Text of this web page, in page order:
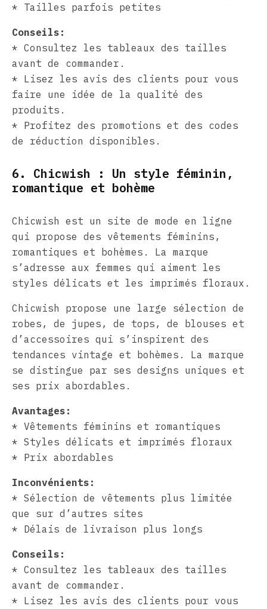
* Tailles parfois petites
Conseils:
* Consultez les tableaux des tailles
avant de commander.
* Lisez les avis des clients pour vous
faire une idée de la qualité des
produits.
* Profitez des promotions et des codes
de réduction disponibles.
6. Chicwish : Un style féminin,
romantique et bohème
Chicwish est un site de mode en ligne
qui propose des vêtements féminins,
romantiques et bohèmes. La marque
s’adresse aux femmes qui aiment les
styles délicats et les imprimés floraux.
Chicwish propose une large sélection de
robes, de jupes, de tops, de blouses et
d’accessoires qui s’inspirent des
tendances vintage et bohèmes. La marque
se distingue par ses designs uniques et
ses prix abordables.
Avantages:
* Vêtements féminins et romantiques
* Styles délicats et imprimés floraux
* Prix abordables
Inconvénients:
* Sélection de vêtements plus limitée
que sur d’autres sites
* Délais de livraison plus longs
Conseils:
* Consultez les tableaux des tailles
avant de commander.
* Lisez les avis des clients pour vous